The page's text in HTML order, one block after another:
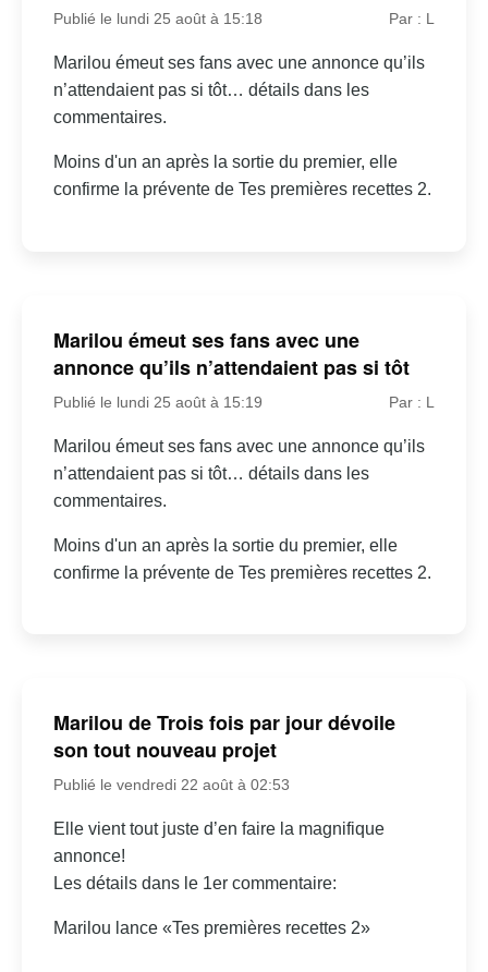
Publié le lundi 25 août à 15:18 Par : L
Marilou émeut ses fans avec une annonce qu’ils
n’attendaient pas si tôt… détails dans les
commentaires.
Moins d'un an après la sortie du premier, elle
confirme la prévente de Tes premières recettes 2.
Marilou émeut ses fans avec une
annonce qu’ils n’attendaient pas si tôt
Publié le lundi 25 août à 15:19 Par : L
Marilou émeut ses fans avec une annonce qu’ils
n’attendaient pas si tôt… détails dans les
commentaires.
Moins d'un an après la sortie du premier, elle
confirme la prévente de Tes premières recettes 2.
Marilou de Trois fois par jour dévoile
son tout nouveau projet
Publié le vendredi 22 août à 02:53
Elle vient tout juste d’en faire la magnifique
annonce!
Les détails dans le 1er commentaire:
Marilou lance «Tes premières recettes 2»